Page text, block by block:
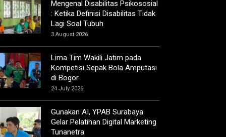
Mengenal Disabilitas Psikososial
: Ketika Definisi Disabilitas Tidak
Lagi Soal Tubuh
3 August 2026
Lima Tim Wakili Jatim pada
Kompetisi Sepak Bola Amputasi
di Bogor
24 July 2026
Gunakan AI, YPAB Surabaya
Gelar Pelatihan Digital Marketing
Tunanetra